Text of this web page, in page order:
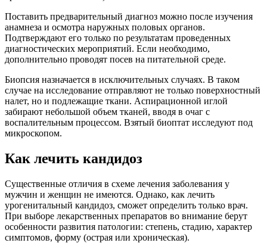
Поставить предварительный диагноз можно после изучения
анамнеза и осмотра наружных половых органов.
Подтверждают его только по результатам проведенных
диагностических мероприятий. Если необходимо,
дополнительно проводят посев на питательной среде.
Биопсия назначается в исключительных случаях. В таком
случае на исследование отправляют не только поверхностный
налет, но и подлежащие ткани. Аспирационной иглой
забирают небольшой объем тканей, вводя в очаг с
воспалительным процессом. Взятый биоптат исследуют под
микроскопом.
Как лечить кандидоз
Существенные отличия в схеме лечения заболевания у
мужчин и женщин не имеются. Однако, как лечить
урогенитальный кандидоз, сможет определить только врач.
При выборе лекарственных препаратов во внимание берут
особенности развития патологии: степень, стадию, характер
симптомов, форму (острая или хроническая).